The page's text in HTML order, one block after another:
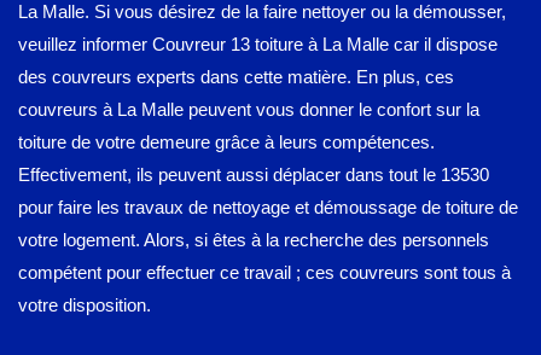
La Malle. Si vous désirez de la faire nettoyer ou la démousser,
veuillez informer Couvreur 13 toiture à La Malle car il dispose
des couvreurs experts dans cette matière. En plus, ces
couvreurs à La Malle peuvent vous donner le confort sur la
toiture de votre demeure grâce à leurs compétences.
Effectivement, ils peuvent aussi déplacer dans tout le 13530
pour faire les travaux de nettoyage et démoussage de toiture de
votre logement. Alors, si êtes à la recherche des personnels
compétent pour effectuer ce travail ; ces couvreurs sont tous à
votre disposition.